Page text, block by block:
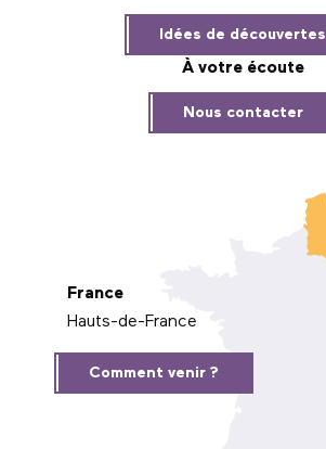
Idées de découvertes
À votre écoute
Nous contacter
France
Hauts-de-France
Comment venir ?